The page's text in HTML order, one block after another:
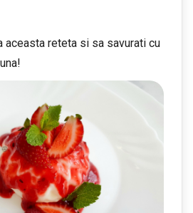
aceasta reteta si sa savurati cu